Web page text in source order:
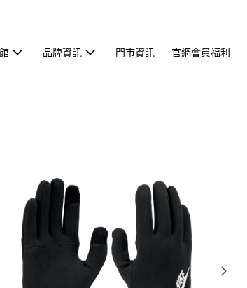
品牌資訊 門市資訊 官網會員福利